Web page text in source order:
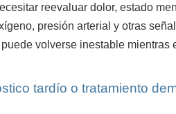
reevaluar dolor, estado
presión arterial y otras
volverse inestable mientras
tardío o tratamiento